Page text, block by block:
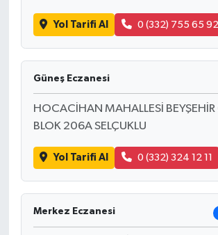
Yol Tarifi Al 0 (332) 755 65 92
Güneş Eczanesi
HOCACİHAN MAHALLESİ BEYŞEHİR
BLOK 206A SELÇUKLU
Yol Tarifi Al 0 (332) 324 12 11
Merkez Eczanesi